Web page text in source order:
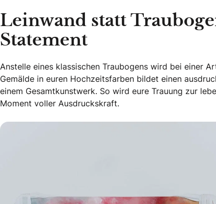
Leinwand statt
Statement
Anstelle eines klassischen Traubogens wird bei einer
Gemälde in euren Hochzeitsfarben bildet einen
einem Gesamtkunstwerk. So wird eure Trauung zur
Moment voller Ausdruckskraft.